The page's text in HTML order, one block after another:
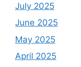
July 2025
June 2025
May 2025
April 2025